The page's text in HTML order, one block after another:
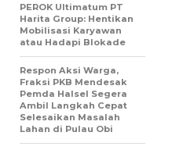
PEROK Ultimatum PT
Harita Group: Hentikan
Mobilisasi Karyawan
atau Hadapi Blokade
Respon Aksi Warga,
Fraksi PKB Mendesak
Pemda Halsel Segera
Ambil Langkah Cepat
Selesaikan Masalah
Lahan di Pulau Obi